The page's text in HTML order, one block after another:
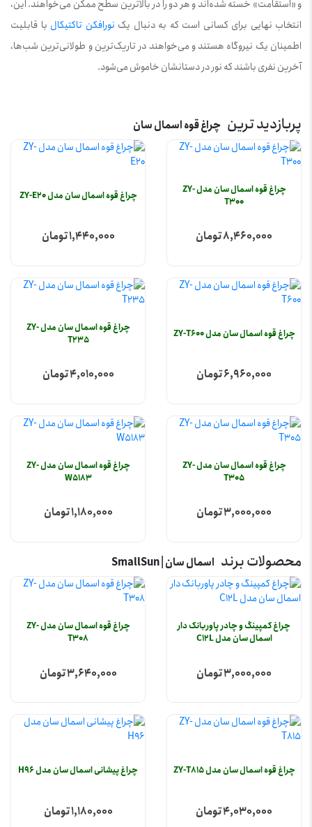
و «استقامت» خسته شده‌اند و هر دو را در بالاترین سطح ممکن می‌خواهند. این،
انتخاب نهایی برای کسانی است که به دنبال یک نورافکن تاکتیکال با قابلیت
اطمینان یک نیروگاه هستند و می‌خواهند در تاریک‌ترین و طولانی‌ترین شب‌ها،
آخرین نفری باشند که نور در دستانشان خاموش می‌شود.
پربازدید ترین چراغ قوه اسمال سان
چراغ قوه اسمال سان مدل ZY-
T300
8,460,000 تومان
چراغ قوه اسمال سان مدل ZY-E20
1,440,000 تومان
چراغ قوه اسمال سان مدل ZY-T600
6,960,000 تومان
چراغ قوه اسمال سان مدل ZY-
T235
4,010,000 تومان
چراغ قوه اسمال سان مدل ZY-
T305
3,000,000 تومان
چراغ قوه اسمال سان مدل ZY-
W5183
1,180,000 تومان
محصولات برند اسمال سان | SmallSun
چراغ کمپینگ و چادر پاوربانک دار
اسمال سان مدل C12L
3,000,000 تومان
چراغ قوه اسمال سان مدل ZY-
T308
3,640,000 تومان
چراغ قوه اسمال سان مدل ZY-T815
4,030,000 تومان
چراغ پیشانی اسمال سان مدل H96
1,180,000 تومان